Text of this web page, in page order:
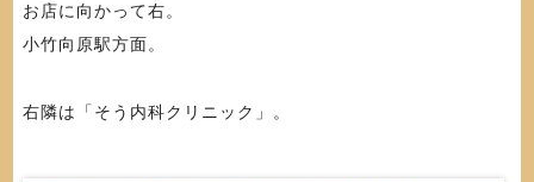
お店に向かって右。
小竹向原駅方面。
右隣は「そう内科クリニック」。